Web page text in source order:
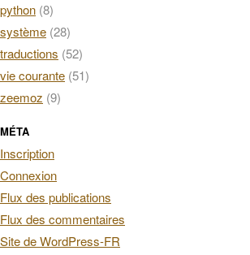
python (8)
système (28)
traductions (52)
vie courante (51)
zeemoz (9)
MÉTA
Inscription
Connexion
Flux des publications
Flux des commentaires
Site de WordPress-FR